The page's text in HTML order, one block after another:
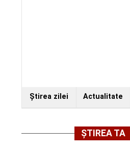
Ştirea zilei Actualitate
ȘTIREA TA